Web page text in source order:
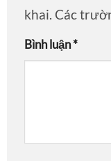
khai. Các
Bình luận*